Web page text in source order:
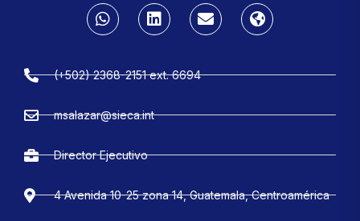
(+502) 2368-2151 ext. 6694
msalazar@sieca.int
Director Ejecutivo
4 Avenida 10-25 zona 14, Guatemala, Centroamérica